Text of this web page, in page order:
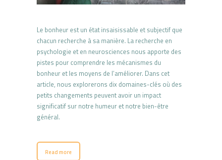
Le bonheur est un état insaisissable et subjectif que
chacun recherche à sa manière. La recherche en
psychologie et en neurosciences nous apporte des
pistes pour comprendre les mécanismes du
bonheur et les moyens de l’améliorer. Dans cet
article, nous explorerons dix domaines-clés où des
petits changements peuvent avoir un impact
significatif sur notre humeur et notre bien-être
général.
Read more